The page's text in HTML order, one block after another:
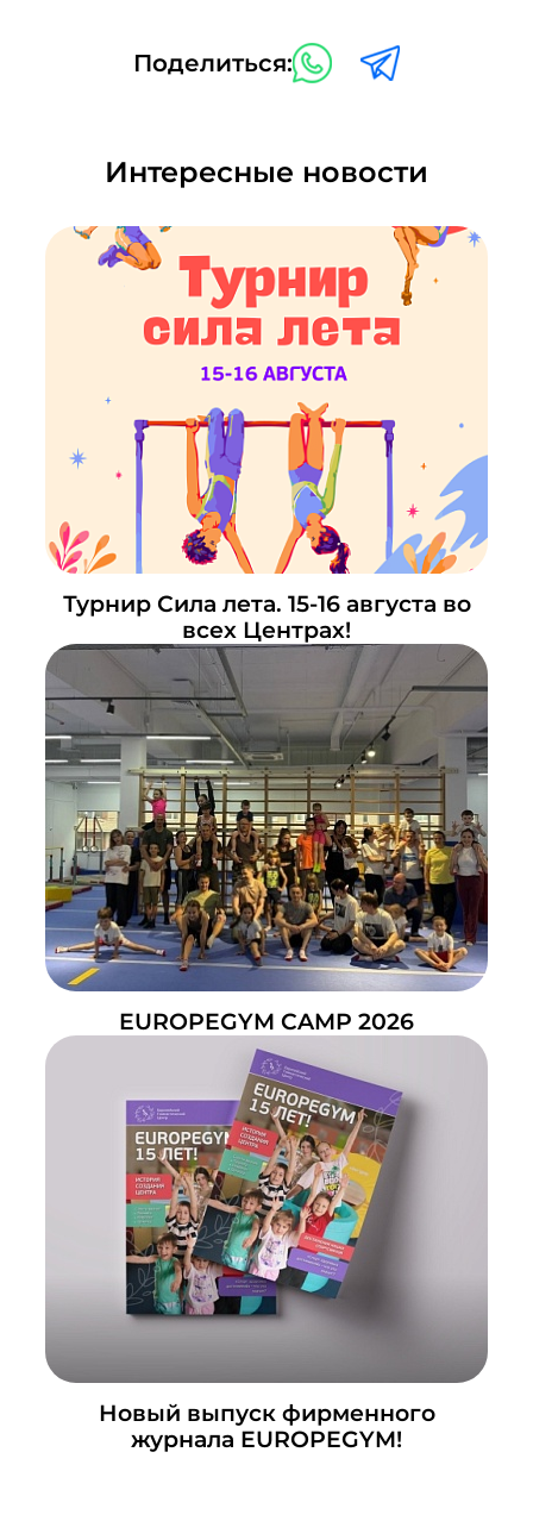
Поделиться:
Интересные новости
Турнир Сила лета. 15-16 августа во
всех Центрах!
EUROPEGYM CAMP 2026
Новый выпуск фирменного
журнала EUROPEGYM!